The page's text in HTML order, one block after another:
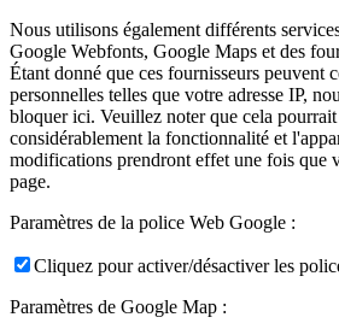
Nous utilisons également différents
Google Webfonts, Google Maps et des
Étant donné que ces fournisseurs peuvent
personnelles telles que votre adresse IP,
bloquer ici. Veuillez noter que cela
considérablement la fonctionnalité et
modifications prendront effet une fois que
page.
Paramètres de la police Web Google :
Cliquez pour activer/désactiver les
Paramètres de Google Map :